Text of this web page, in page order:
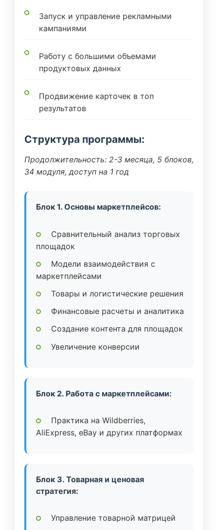
Запуск и управление рекламными
кампаниями
Работу с большими объемами
продуктовых данных
Продвижение карточек в топ
результатов
Структура программы:
Продолжительность: 2-3 месяца, 5 блоков,
34 модуля, доступ на 1 год
Блок 1. Основы маркетплейсов:
Сравнительный анализ торговых
площадок
Модели взаимодействия с
маркетплейсами
Товары и логистические решения
Финансовые расчеты и аналитика
Создание контента для площадок
Увеличение конверсии
Блок 2. Работа с маркетплейсами:
Практика на Wildberries,
AliExpress, eBay и других платформах
Блок 3. Товарная и ценовая
стратегия:
Управление товарной матрицей